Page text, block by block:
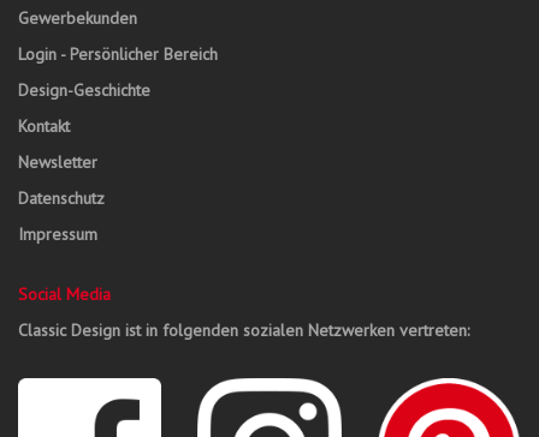
Gewerbekunden
Login - Persönlicher Bereich
Design-Geschichte
Kontakt
Newsletter
Datenschutz
Impressum
Social Media
Classic Design ist in folgenden sozialen Netzwerken vertreten: